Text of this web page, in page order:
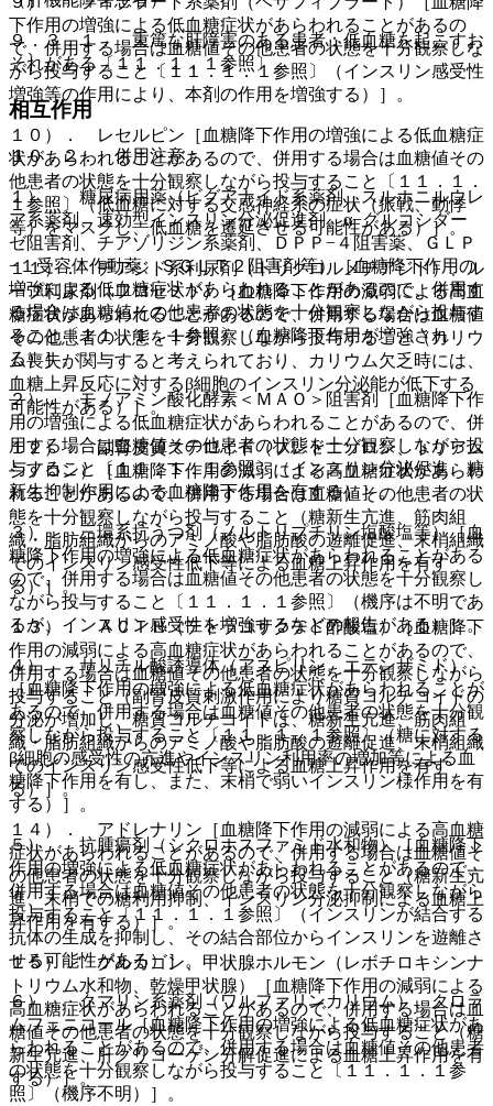
下作用の増強による低血糖症状があらわれることがあるの
で、併用する場合は血糖値その他患者の状態を十分観察しな
がら投与すること〔１１．１．１参照〕（インスリン感受性
増強等の作用により、本剤の作用を増強する）］。
１０）． レセルピン［血糖降下作用の増強による低血糖症
状があらわれることがあるので、併用する場合は血糖値その
他患者の状態を十分観察しながら投与すること〔１１．１．
１参照〕（低血糖に対する交感神経系の症状（振戦、動悸
等）をマスクし、低血糖を遷延させる可能性がある）］。
１１）． チアジド系利尿剤（トリクロルメチアジド）、ル
ープ利尿剤（フロセミド）［血糖降下作用の減弱による高血
糖症状があらわれることがあるので、併用する場合は血糖値
その他患者の状態を十分観察しながら投与すること（カリウ
ム喪失が関与すると考えられており、カリウム欠乏時には、
血糖上昇反応に対するβ細胞のインスリン分泌能が低下する
可能性がある）］。
１２）． 副腎皮質ステロイド（プレドニゾロン、トリアム
シノロン）［血糖降下作用の減弱による高血糖症状があらわ
れることがあるので、併用する場合は血糖値その他患者の状
態を十分観察しながら投与すること（糖新生亢進、筋肉組
織・脂肪組織からのアミノ酸や脂肪酸の遊離促進、末梢組織
でのインスリン感受性低下等による血糖上昇作用を有す
る）］。
１３）． ＡＣＴＨ（テトラコサクチド酢酸塩）［血糖降下
作用の減弱による高血糖症状があらわれることがあるので、
併用する場合は血糖値その他患者の状態を十分観察しながら
投与すること（副腎皮質刺激作用により糖質コルチコイドの
分泌が増加し、糖質コルチコイドは、糖新生亢進、筋肉組
織・脂肪組織からのアミノ酸や脂肪酸の遊離促進、末梢組織
でのインスリン感受性低下等による血糖上昇作用を有す
る）］。
１４）． アドレナリン［血糖降下作用の減弱による高血糖
症状があらわれることがあるので、併用する場合は血糖値そ
の他患者の状態を十分観察しながら投与すること（糖新生亢
進、末梢での糖利用抑制、インスリン分泌抑制による血糖上
昇作用を有する）］。
１５）． グルカゴン、甲状腺ホルモン（レボチロキシンナ
トリウム水和物、乾燥甲状腺）［血糖降下作用の減弱による
高血糖症状があらわれることがあるので、併用する場合は血
糖値その他患者の状態を十分観察しながら投与すること（糖
新生亢進、肝グリコーゲン分解促進による血糖上昇作用を有
する）］。
９．３．１． 重篤な肝障害のある患者：低血糖を起こすお
それがある〔１１．１．１参照〕。
相互作用
１０．２． 併用注意：
１）． 糖尿病用薬（ビグアナイド系薬剤、スルホニルウレ
ア系薬剤、速効型インスリン分泌促進剤、α−グルコシダー
ゼ阻害剤、チアゾリジン系薬剤、ＤＰＰ−４阻害薬、ＧＬＰ
−１受容体作動薬、ＳＧＬＴ２阻害剤等）［血糖降下作用の
増強による低血糖症状があらわれることがあるので、併用す
る場合は血糖値その他患者の状態を十分観察しながら投与す
ること〔１１．１．１参照〕（血糖降下作用が増強され
る）］。
２）． モノアミン酸化酵素＜ＭＡＯ＞阻害剤［血糖降下作
用の増強による低血糖症状があらわれることがあるので、併
用する場合は血糖値その他患者の状態を十分観察しながら投
与すること〔１１．１．１参照〕（インスリン分泌促進、糖
新生抑制作用による血糖降下作用を有する）］。
３）． 三環系抗うつ剤（ノルトリプチリン塩酸塩等）［血
糖降下作用の増強による低血糖症状があらわれることがある
ので、併用する場合は血糖値その他患者の状態を十分観察し
ながら投与すること〔１１．１．１参照〕（機序は不明であ
るが、インスリン感受性を増強するなどの報告がある）］。
４）． サリチル酸誘導体（アスピリン、エテンザミド）
［血糖降下作用の増強による低血糖症状があらわれることが
あるので、併用する場合は血糖値その他患者の状態を十分観
察しながら投与すること〔１１．１．１参照〕（糖に対する
β細胞の感受性の亢進やインスリン利用率の増加等による血
糖降下作用を有し、また、末梢で弱いインスリン様作用を有
する）］。
５）． 抗腫瘍剤（シクロホスファミド水和物）［血糖降下
作用の増強による低血糖症状があらわれることがあるので、
併用する場合は血糖値その他患者の状態を十分観察しながら
投与すること〔１１．１．１参照〕（インスリンが結合する
抗体の生成を抑制し、その結合部位からインスリンを遊離さ
せる可能性がある）］。
６）． クマリン系薬剤（ワルファリンカリウム）、クロラ
ムフェニコール［血糖降下作用の増強による低血糖症状があ
らわれることがあるので、併用する場合は血糖値その他患者
の状態を十分観察しながら投与すること〔１１．１．１参
照〕（機序不明）］。